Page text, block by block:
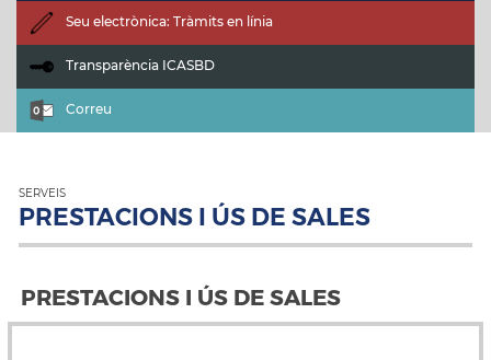
Seu electrònica: Tràmits en línia
Transparència ICASBD
Correu
SERVEIS
PRESTACIONS I ÚS DE SALES
PRESTACIONS I ÚS DE SALES